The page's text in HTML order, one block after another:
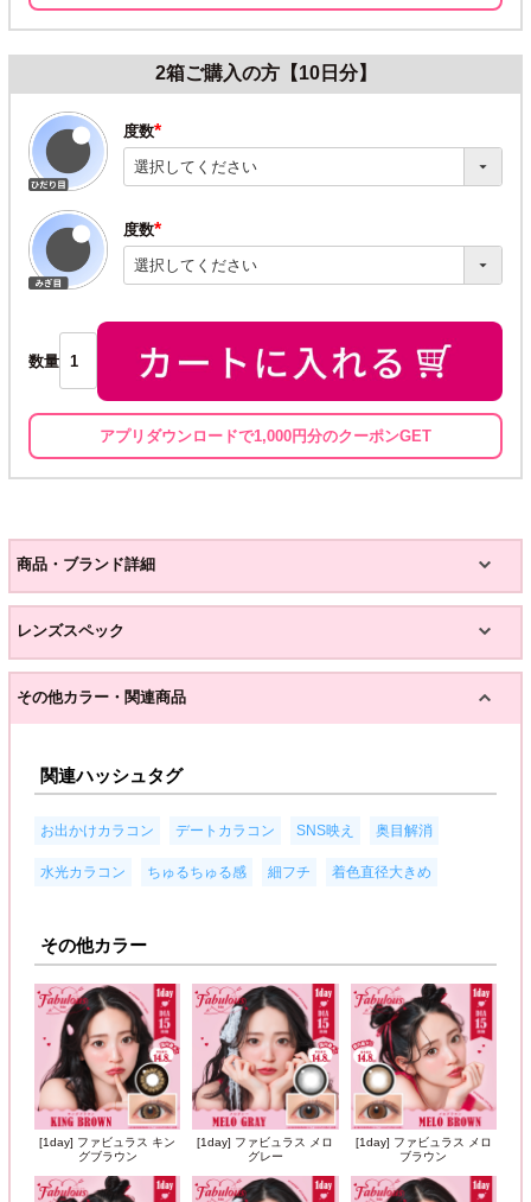
2箱ご購入の方【10日分】
度数
(必
須)
度数
(必
須)
数量
アプリダウンロードで1,000円分のクーポンGET
商品・ブランド詳細
レンズスペック
その他カラー・関連商品
関連ハッシュタグ
お出かけカラコン デートカラコン SNS映え 奥目解消
水光カラコン ちゅるちゅる感 細フチ 着色直径大きめ
その他カラー
[1day] ファビュラス キン
グブラウン
[1day] ファビュラス メロ
グレー
[1day] ファビュラス メロ
ブラウン